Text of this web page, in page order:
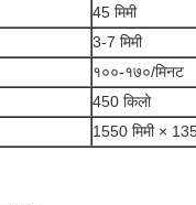
45 मिमी
3-7 मिमी
१००-१७०/मिनट
450 किलो
1550 मिमी ×